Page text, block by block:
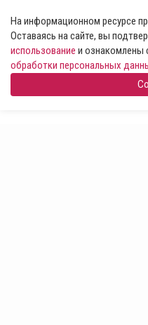
На информационном ресурсе
Оставаясь на сайте, вы
использование и ознакомлены
обработки персональных